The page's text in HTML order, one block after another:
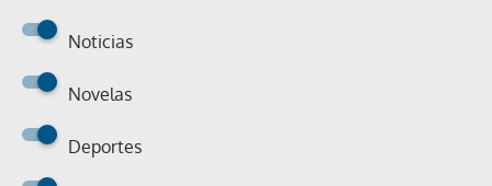
Noticias
Novelas
Deportes